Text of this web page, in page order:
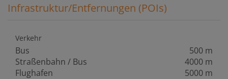
Infrastruktur/Entfernungen (POIs)
Verkehr
Bus
500 m
Straßenbahn / Bus
4000 m
Flughafen
5000 m